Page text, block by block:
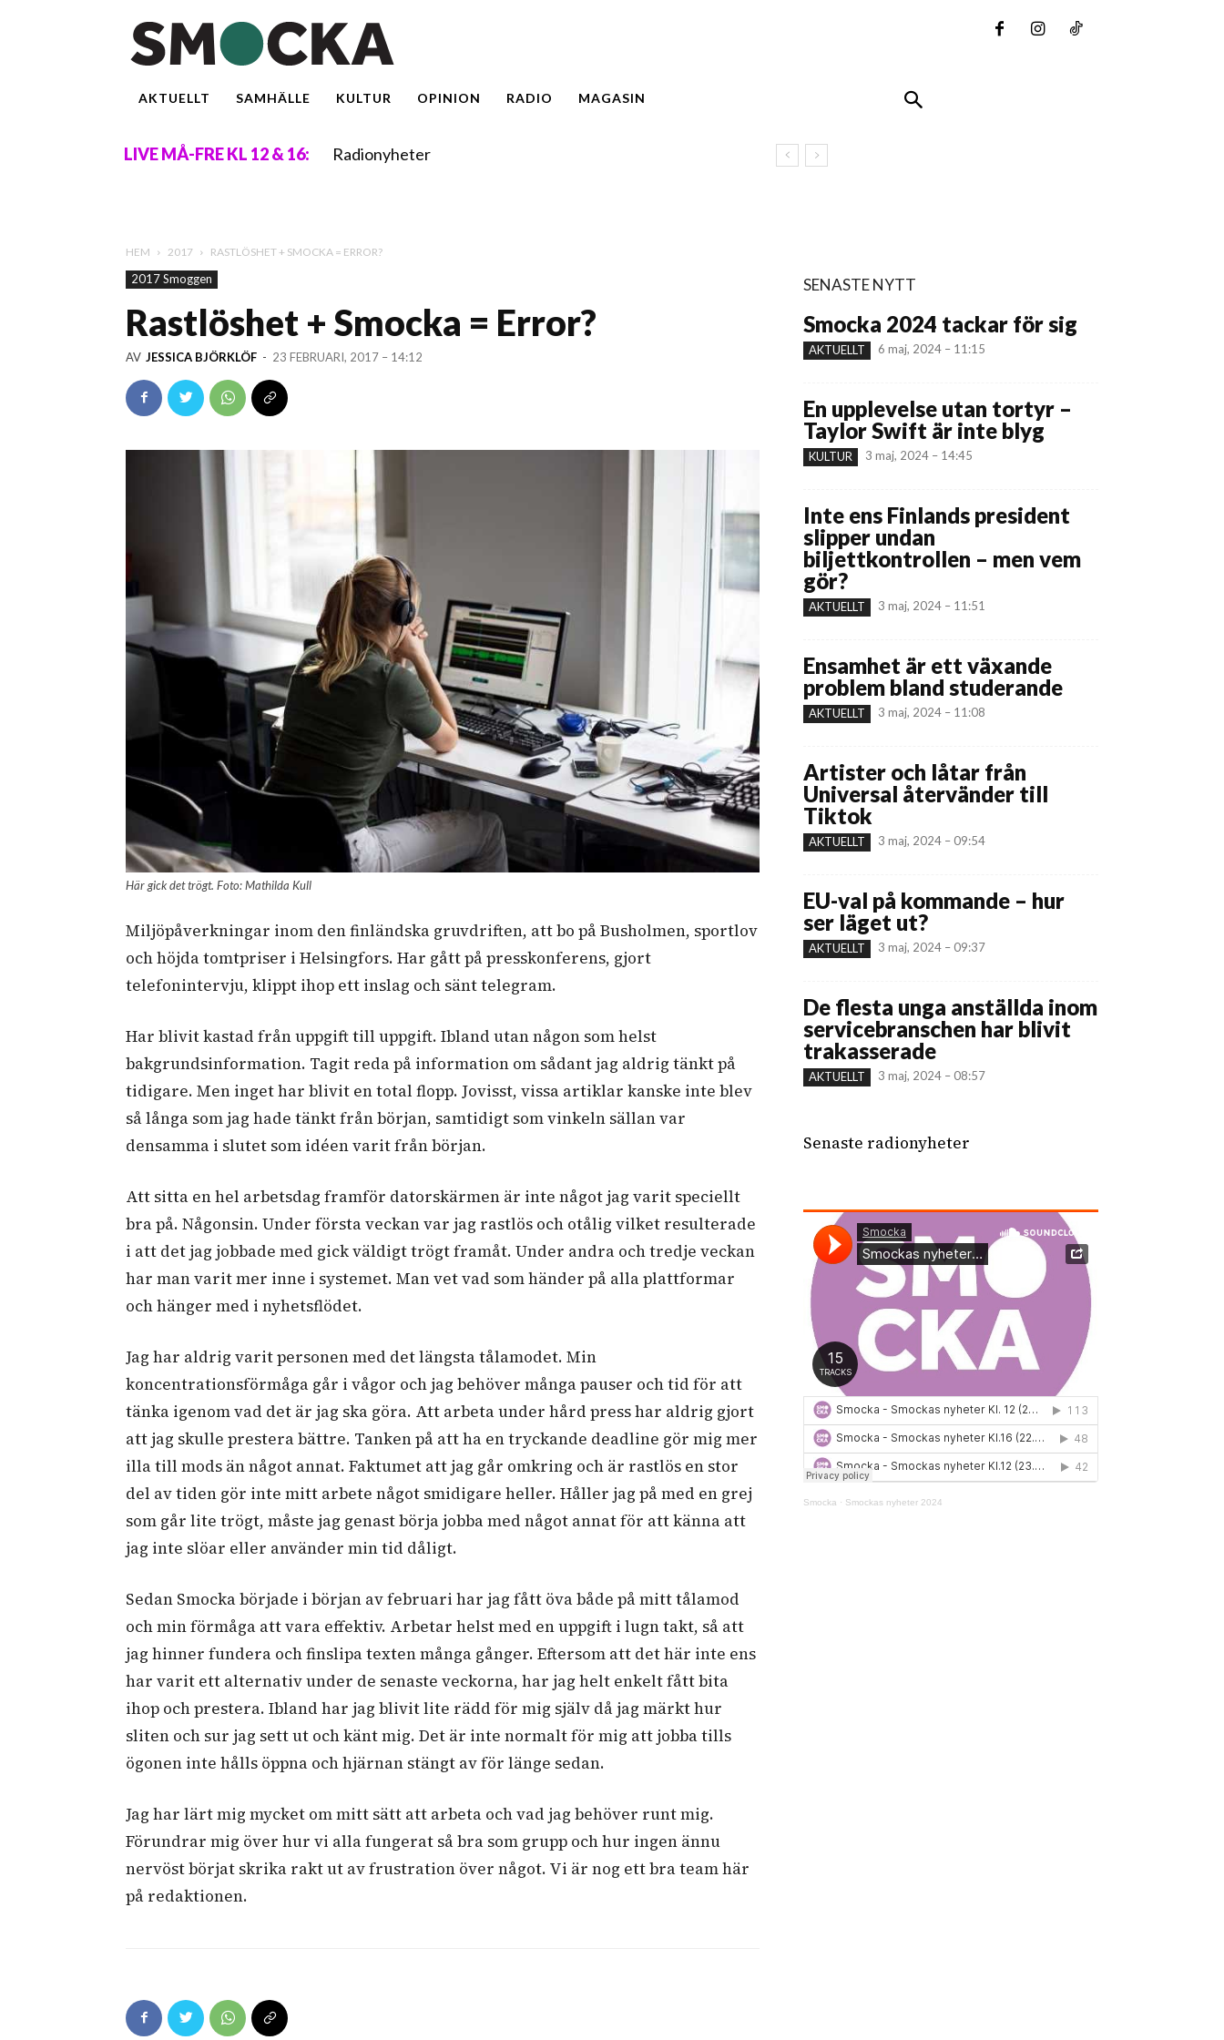
AKTUELLT SAMHÄLLE KULTUR OPINION RADIO MAGASIN
LIVE MÅ-FRE KL 12 & 16: Radionyheter
HEM 2017 RASTLÖSHET + SMOCKA = ERROR?
2017 Smoggen
Rastlöshet + Smocka = Error?
AV JESSICA BJÖRKLÖF - 23 FEBRUARI, 2017 – 14:12
Här gick det trögt. Foto: Mathilda Kull
Miljöpåverkningar inom den finländska gruvdriften, att bo på Busholmen, sportlov
och höjda tomtpriser i Helsingfors. Har gått på presskonferens, gjort
telefonintervju, klippt ihop ett inslag och sänt telegram.
Har blivit kastad från uppgift till uppgift. Ibland utan någon som helst
bakgrundsinformation. Tagit reda på information om sådant jag aldrig tänkt på
tidigare. Men inget har blivit en total flopp. Jovisst, vissa artiklar kanske inte blev
så långa som jag hade tänkt från början, samtidigt som vinkeln sällan var
densamma i slutet som idéen varit från början.
Att sitta en hel arbetsdag framför datorskärmen är inte något jag varit speciellt
bra på. Någonsin. Under första veckan var jag rastlös och otålig vilket resulterade
i att det jag jobbade med gick väldigt trögt framåt. Under andra och tredje veckan
har man varit mer inne i systemet. Man vet vad som händer på alla plattformar
och hänger med i nyhetsflödet.
Jag har aldrig varit personen med det längsta tålamodet. Min
koncentrationsförmåga går i vågor och jag behöver många pauser och tid för att
tänka igenom vad det är jag ska göra. Att arbeta under hård press har aldrig gjort
att jag skulle prestera bättre. Tanken på att ha en tryckande deadline gör mig mer
illa till mods än något annat. Faktumet att jag går omkring och är rastlös en stor
del av tiden gör inte mitt arbete något smidigare heller. Håller jag på med en grej
som går lite trögt, måste jag genast börja jobba med något annat för att känna att
jag inte slöar eller använder min tid dåligt.
Sedan Smocka började i början av februari har jag fått öva både på mitt tålamod
och min förmåga att vara effektiv. Arbetar helst med en uppgift i lugn takt, så att
jag hinner fundera och finslipa texten många gånger. Eftersom att det här inte ens
har varit ett alternativ under de senaste veckorna, har jag helt enkelt fått bita
ihop och prestera. Ibland har jag blivit lite rädd för mig själv då jag märkt hur
sliten och sur jag sett ut och känt mig. Det är inte normalt för mig att jobba tills
ögonen inte hålls öppna och hjärnan stängt av för länge sedan.
Jag har lärt mig mycket om mitt sätt att arbeta och vad jag behöver runt mig.
Förundrar mig över hur vi alla fungerat så bra som grupp och hur ingen ännu
nervöst börjat skrika rakt ut av frustration över något. Vi är nog ett bra team här
på redaktionen.
SENASTE NYTT
Smocka 2024 tackar för sig
AKTUELLT 6 maj, 2024 – 11:15
En upplevelse utan tortyr –
Taylor Swift är inte blyg
KULTUR 3 maj, 2024 – 14:45
Inte ens Finlands president
slipper undan
biljettkontrollen – men vem
gör?
AKTUELLT 3 maj, 2024 – 11:51
Ensamhet är ett växande
problem bland studerande
AKTUELLT 3 maj, 2024 – 11:08
Artister och låtar från
Universal återvänder till
Tiktok
AKTUELLT 3 maj, 2024 – 09:54
EU-val på kommande – hur
ser läget ut?
AKTUELLT 3 maj, 2024 – 09:37
De flesta unga anställda inom
servicebranschen har blivit
trakasserade
AKTUELLT 3 maj, 2024 – 08:57
Senaste radionyheter
Smocka · Smockas nyheter 2024